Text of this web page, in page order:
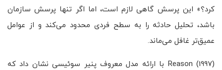
کرد؟» این پرسش گاهی لازم است، اما اگر تنها پرسش سازمان
باشد، تحلیل حادثه را به سطح فردی محدود می‌کند و از عوامل
عمیق‌تر غافل می‌ماند.
Reason (1997) با ارائه مدل معروف پنیر سوئیسی نشان داد که